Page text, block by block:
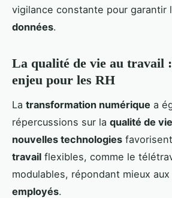
vigilance constante pour garantir
données.
La qualité de vie au travail
enjeu pour les RH
La transformation numérique a
répercussions sur la qualité de
nouvelles technologies
travail flexibles, comme le
modulables, répondant mieux
employés.